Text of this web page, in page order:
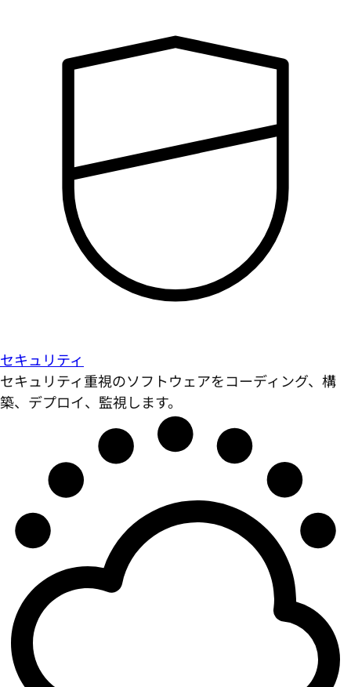
セキュリティ
セキュリティ重視のソフトウェアをコーディング、構
築、デプロイ、監視します。